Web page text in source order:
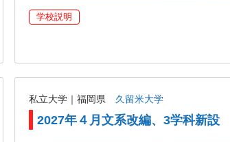
学校説明
私立大学｜福岡県 久留米大学
2027年４月文系改編、3学科新設